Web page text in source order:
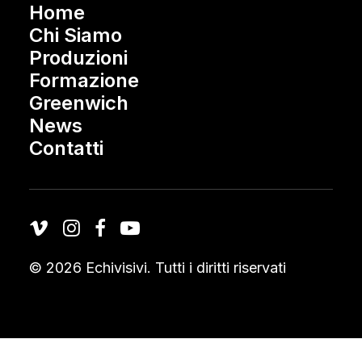
Home
Chi Siamo
Produzioni
Formazione
Greenwich
News
Contatti
© 2026 Echivisivi. Tutti i diritti riservati